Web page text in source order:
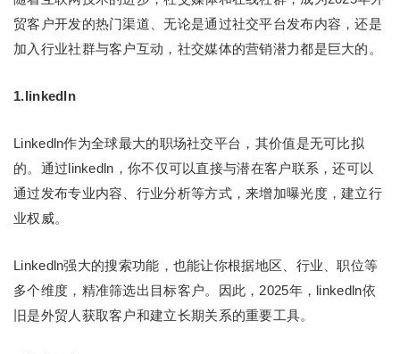
贸客户开发的热门渠道、无论是通过社交平台发布内容，还是
加入行业社群与客户互动，社交媒体的营销潜力都是巨大的。
1.linkedln
Linkedln作为全球最大的职场社交平台，其价值是无可比拟
的。通过linkedln，你不仅可以直接与潜在客户联系，还可以
通过发布专业内容、行业分析等方式，来增加曝光度，建立行
业权威。
Linkedln强大的搜索功能，也能让你根据地区、行业、职位等
多个维度，精准筛选出目标客户。因此，2025年，linkedln依
旧是外贸人获取客户和建立长期关系的重要工具。